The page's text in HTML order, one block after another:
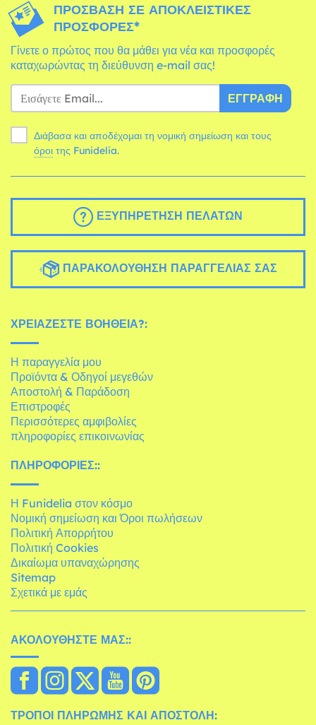
ΠΡΌΣΒΑΣΗ ΣΕ ΑΠΟΚΛΕΙΣΤΙΚΈΣ
ΠΡΟΣΦΟΡΈΣ*
Γίνετε ο πρώτος που θα μάθει για νέα και προσφορές
καταχωρώντας τη διεύθυνση e-mail σας!
ΕΓΓΡΑΦΉ
Διάβασα και αποδέχομαι τη νομική σημείωση και τους
όροι της Funidelia.
ΕΞΥΠΗΡΈΤΗΣΗ ΠΕΛΑΤΏΝ
ΠΑΡΑΚΟΛΟΎΘΗΣΗ ΠΑΡΑΓΓΕΛΊΑΣ ΣΑΣ
ΧΡΕΙΆΖΕΣΤΕ ΒΟΉΘΕΙΑ?:
Η παραγγελία μου
Προϊόντα & Οδηγοί μεγεθών
Αποστολή & Παράδοση
Επιστροφές
Περισσότερες αμφιβολίες
πληροφορίες επικοινωνίας
ΠΛΗΡΟΦΟΡΊΕΣ::
Η Funidelia στον κόσμο
Νομική σημείωση και Όροι πωλήσεων
Πολιτική Απορρήτου
Πολιτική Cookies
Δικαίωμα υπαναχώρησης
Sitemap
Σχετικά με εμάς
ΑΚΟΛΟΥΘΉΣΤΕ ΜΑΣ::
ΤΡΌΠΟΙ ΠΛΗΡΩΜΉΣ ΚΑΙ ΑΠΟΣΤΟΛΉ: